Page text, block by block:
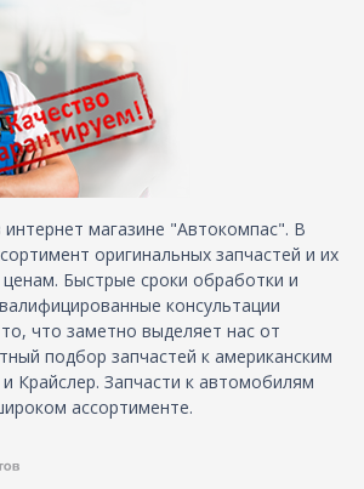
магазине "Автокомпас". В
оригинальных запчастей и их
Быстрые сроки обработки и
консультации
что заметно выделяет нас от
подбор запчастей к американским
Крайслер. Запчасти к автомобилям
ассортименте.